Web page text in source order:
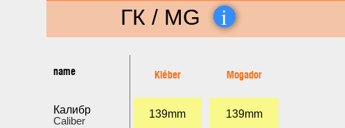
ГК / MG i
name
Калибр
Caliber
Kléber
139mm
Mogador
139mm